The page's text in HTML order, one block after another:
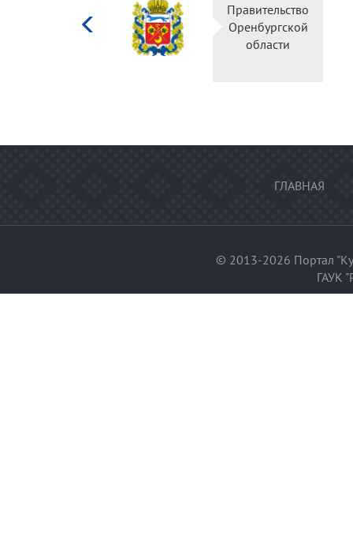
Правительство
Оренбургской
области
ГЛАВНАЯ
© 2013-2026 Портал
ГАУК